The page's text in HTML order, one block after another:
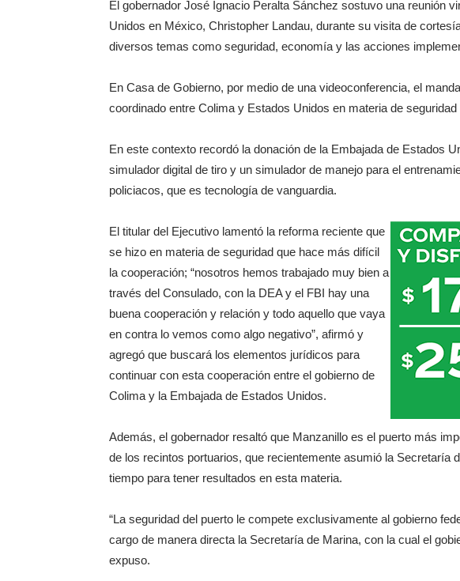
El gobernador José Ignacio Peralta Sánchez sostuvo una reunión
Unidos en México, Christopher Landau, durante su visita de
diversos temas como seguridad, economía y las acciones
En Casa de Gobierno, por medio de una videoconferencia, el
coordinado entre Colima y Estados Unidos en materia de
En este contexto recordó la donación de la Embajada de Estados
simulador digital de tiro y un simulador de manejo para el
policiacos, que es tecnología de vanguardia.
El titular del Ejecutivo lamentó la reforma reciente que
se hizo en materia de seguridad que hace más difícil
la cooperación; “nosotros hemos trabajado muy bien a
través del Consulado, con la DEA y el FBI hay una
buena cooperación y relación y todo aquello que vaya
en contra lo vemos como algo negativo”, afirmó y
agregó que buscará los elementos jurídicos para
continuar con esta cooperación entre el gobierno de
Colima y la Embajada de Estados Unidos.
Además, el gobernador resaltó que Manzanillo es el puerto más
de los recintos portuarios, que recientemente asumió la Secretaría
tiempo para tener resultados en esta materia.
“La seguridad del puerto le compete exclusivamente al gobierno
cargo de manera directa la Secretaría de Marina, con la cual el
expuso.